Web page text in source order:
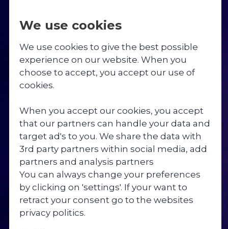
10. KLASSE
På Skibelund er vi ambitiøse med den
boglige undervisning, fordi vi ved, at det
giver dig de bedste muligheder i
fremtiden.
Vi har et højt ambitionsniveau, hvor vi
baserer undervisningen på folkeskolens
fælles mål og de ministerielt opstillede
slutmål. Vores boglige profil på Skibelund
sikrer, at vi kan udfordre dig på alle
Fodboldlinjen
Danselinjen
Springlinjen
Fitnesslinjen
Krealinjen
Dagsrytme & fritid
Faciliteter
Gymnastik
Weekender
Sang og fortælling
Praktiske opgaver
Kost
9. klasse
10. klasse
Valgfag
Rejser og ture
Inklusionstilbud
Uddannelsesvejledning
Værdier
Beliggenhed og historie
Medarbejdere
Ledige stillinger
Bestyrelse
Skolekreds
Samarbejdspartnere
Besøg skolen
Økonomi
Fodboldcamp U12-U13 2027
Springcamp 3.-5. klasse 2027
We use cookies
We use cookies to give the best possible
experience on our website. When you
choose to accept, you accept our use of
cookies.
When you accept our cookies, you accept
that our partners can handle your data and
target ad's to you. We share the data with
3rd party partners within social media, add
partners and analysis partners
You can always change your preferences
by clicking on 'settings'. If your want to
retract your consent go to the websites
privacy politics.